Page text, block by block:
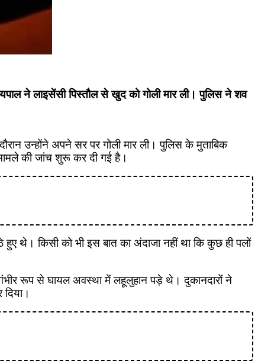
ने लाइसेंसी पिस्तौल से खुद को गोली मार ली। पुलिस ने शव
उन्होंने अपने सर पर गोली मार ली। पुलिस के मुताबिक
की जांच शुरू कर दी गई है।
हुए थे। किसी को भी इस बात का अंदाजा नहीं था कि कुछ ही पलों
रूप से घायल अवस्था में लहूलुहान पड़े थे। दुकानदारों ने